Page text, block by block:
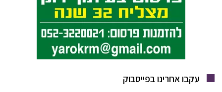
עקבו אחרינו בפייסבוק